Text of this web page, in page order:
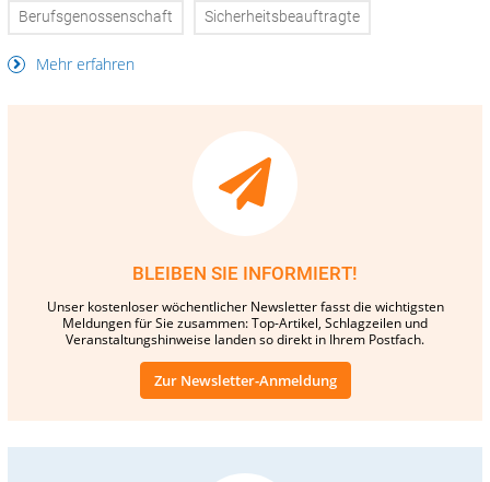
Berufsgenossenschaft Sicherheitsbeauftragte
Mehr erfahren
BLEIBEN SIE INFORMIERT!
Unser kostenloser wöchentlicher Newsletter fasst die wichtigsten
Meldungen für Sie zusammen: Top-Artikel, Schlagzeilen und
Veranstaltungshinweise landen so direkt in Ihrem Postfach.
Zur Newsletter-Anmeldung